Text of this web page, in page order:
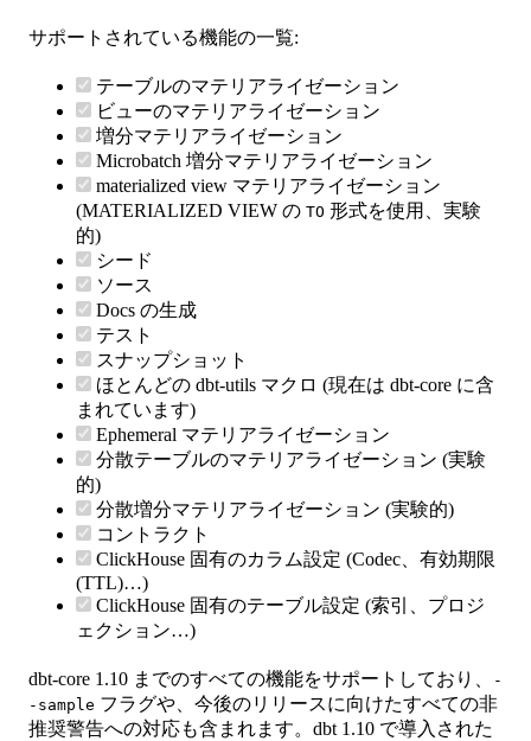
サポートされている機能の一覧:
テーブルのマテリアライゼーション
ビューのマテリアライゼーション
増分マテリアライゼーション
Microbatch 増分マテリアライゼーション
materialized view マテリアライゼーション
(MATERIALIZED VIEW の TO 形式を使用、実験
的)
シード
ソース
Docs の生成
テスト
スナップショット
ほとんどの dbt-utils マクロ (現在は dbt-core に含
まれています)
Ephemeral マテリアライゼーション
分散テーブルのマテリアライゼーション (実験
的)
分散増分マテリアライゼーション (実験的)
コントラクト
ClickHouse 固有のカラム設定 (Codec、有効期限
(TTL)…)
ClickHouse 固有のテーブル設定 (索引、プロジ
ェクション…)
dbt-core 1.10 までのすべての機能をサポートしており、
-
-sample フラグや、今後のリリースに向けたすべての非
推奨警告への対応も含まれます。dbt 1.10 で導入された